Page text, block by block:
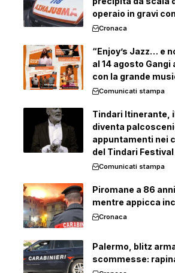
operaio in gravi
Cronaca
“Enjoy’s Jazz… e
al 14 agosto
con la grande
Comunicati stampa
Tindari Itinerante,
diventa
appuntamenti nei
del Tindari Festival
Comunicati stampa
Piromane a 86
mentre appicca
Cronaca
Palermo, blitz
scommesse: